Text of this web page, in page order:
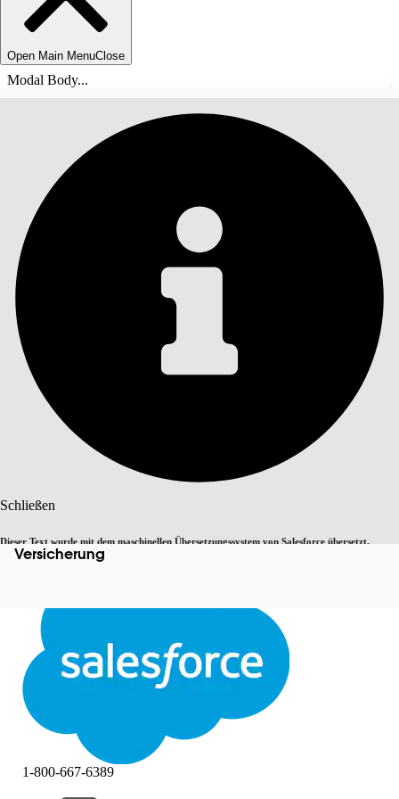
Open Main MenuClose
Modal Body...
Schließen
Dieser Text wurde mit dem maschinellen Übersetzungssystem von Salesforce übersetzt.
Weitere Details finden Sie
Schließen
Versicherung
INHALT
1-800-667-6389